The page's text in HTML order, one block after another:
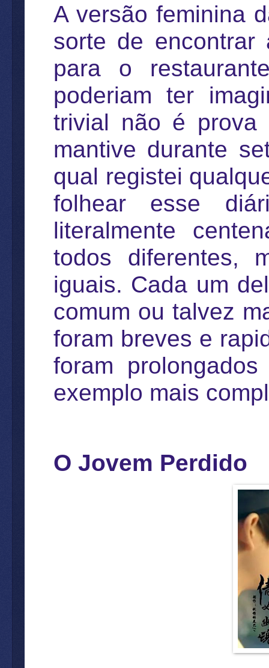
A versão feminina
sorte de encontrar
para o
poderiam ter
trivial não é prova
mantive durante
qual registei
folhear esse
literalmente
todos diferentes,
iguais. Cada um
comum ou talvez
foram breves e
foram
exemplo mais
O Jovem Perdido